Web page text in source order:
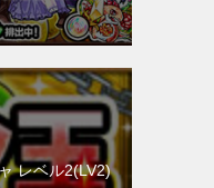
レベル2(LV2)